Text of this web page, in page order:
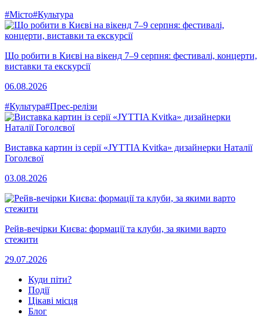
#Місто#Культура
Що робити в Києві на вікенд 7–9 серпня: фестивалі, концерти,
виставки та екскурсії
06.08.2026
#Культура#Прес-релізи
Виставка картин із серії «JYTTIA Kvitka» дизайнерки Наталії
Гоголєвої
03.08.2026
Рейв-вечірки Києва: формації та клуби, за якими варто
стежити
29.07.2026
Куди піти?
Події
Цікаві місця
Блог